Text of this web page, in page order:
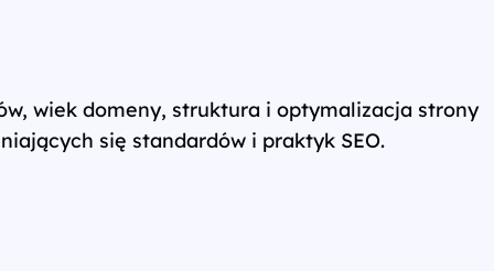
wiek domeny, struktura i optymalizacja strony
się standardów i praktyk SEO.